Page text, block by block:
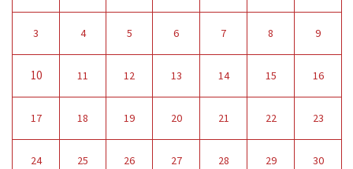
3 4 5 6 7 8 9
10 11 12 13 14 15 16
17 18 19 20 21 22 23
24 25 26 27 28 29 30